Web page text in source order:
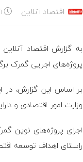
اقتصاد آنلاین
به گزارش اقتصاد
پروژه‌های اجرایی گمرک
بر اساس این گزارش، در
وزارت امور اقتصادی و
اجرای پروژه‌های نوین
راستای اهداف توسعه